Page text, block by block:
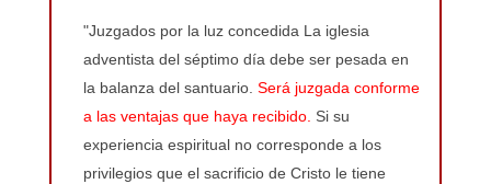
"Juzgados por la luz concedida La iglesia
adventista del séptimo día debe ser pesada en
la balanza del santuario. Será juzgada conforme
a las ventajas que haya recibido. Si su
experiencia espiritual no corresponde a los
privilegios que el sacrificio de Cristo le tiene